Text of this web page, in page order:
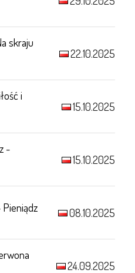
skraju
22.10.2025
i
15.10.2025
-
15.10.2025
08.10.2025
24.09.2025